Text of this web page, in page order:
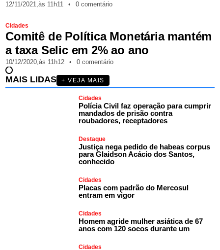
12/11/2021,às 11h11 • 0 comentário
Cidades
Comitê de Política Monetária mantém
a taxa Selic em 2% ao ano
10/12/2020,às 11h12 • 0 comentário
MAIS LIDAS + VEJA MAIS
Cidades
Polícia Civil faz operação para cumprir
mandados de prisão contra
roubadores, receptadores
Destaque
Justiça nega pedido de habeas corpus
para Glaidson Acácio dos Santos,
conhecido
Cidades
Placas com padrão do Mercosul
entram em vigor
Cidades
Homem agride mulher asiática de 67
anos com 120 socos durante um
Cidades